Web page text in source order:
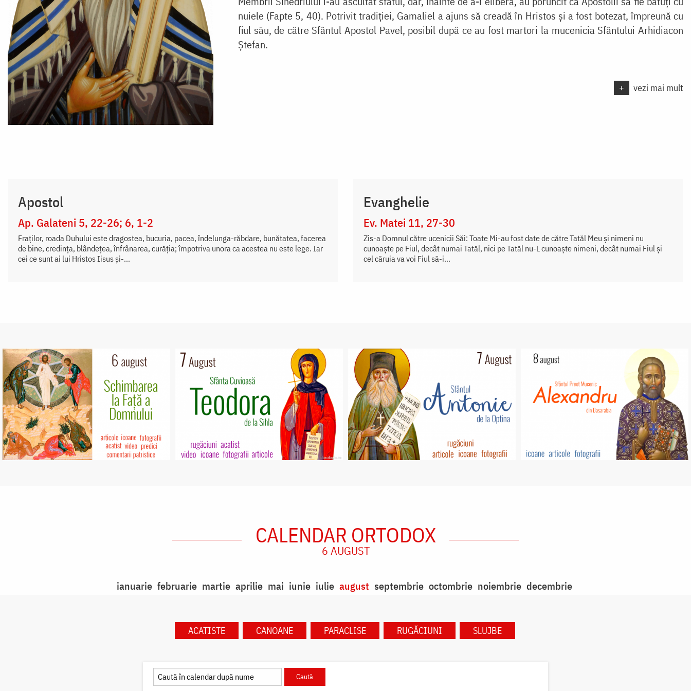
nuiele (Fapte 5, 40). Potrivit tradiției, Gamaliel a ajuns să creadă în Hristos și a fost botezat, împreună cu
fiul său, de către Sfântul Apostol Pavel, posibil după ce au fost martori la mucenicia Sfântului Arhidiacon
Ștefan.
+ vezi mai mult
Apostol
Ap. Galateni 5, 22-26; 6, 1-2
Fraților, roada Duhului este dragostea, bucuria, pacea, îndelunga-răbdare, bunătatea, facerea
de bine, credința, blândețea, înfrânarea, curăția; împotriva unora ca acestea nu este lege. Iar
cei ce sunt ai lui Hristos Iisus și-...
Evanghelie
Ev. Matei 11, 27-30
Zis-a Domnul către ucenicii Săi: Toate Mi-au fost date de către Tatăl Meu și nimeni nu
cunoaște pe Fiul, decât numai Tatăl, nici pe Tatăl nu-L cunoaște nimeni, decât numai Fiul și
cel căruia va voi Fiul să-i...
CALENDAR ORTODOX
6 AUGUST
ianuarie februarie martie aprilie mai iunie iulie august septembrie octombrie noiembrie decembrie
ACATISTE CANOANE PARACLISE RUGĂCIUNI SLUJBE